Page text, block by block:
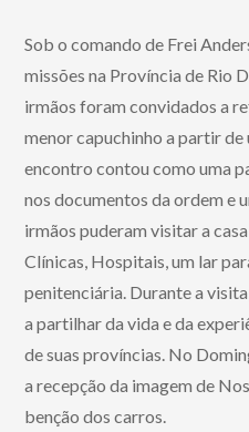
Sob o comando de Frei
missões na Província de Rio
irmãos foram convidados a
menor capuchinho a partir
encontro contou como uma
nos documentos da ordem e
irmãos puderam visitar a
Clínicas, Hospitais, um lar
penitenciária. Durante a
a partilhar da vida e da
de suas províncias. No
a recepção da imagem de
benção dos carros.